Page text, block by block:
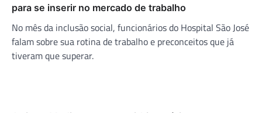
para se inserir no mercado de trabalho
No mês da inclusão social, funcionários do Hospital São José
falam sobre sua rotina de trabalho e preconceitos que já
tiveram que superar.